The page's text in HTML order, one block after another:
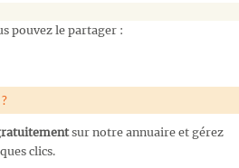
pouvez le partager :
sur notre annuaire et gérez
clics.